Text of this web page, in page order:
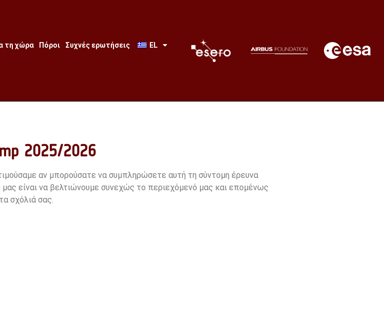
τη χώρα Πόροι Συχνές ερωτήσεις
EL
2025/2026
αν μπορούσατε να συμπληρώσετε αυτή τη σύντομη έρευνα
είναι να βελτιώνουμε συνεχώς το περιεχόμενό μας και επομένως
σχόλιά σας.